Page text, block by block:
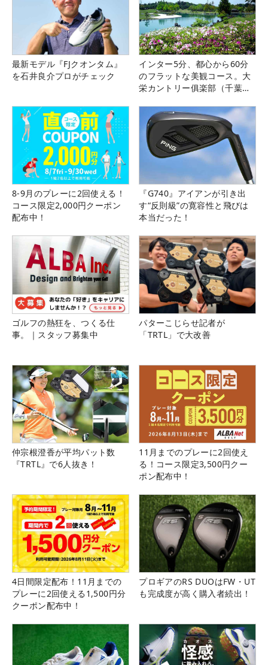
最新モデル『FJクオンタム』
を石井良介プロがチェック
インター5分、都心から60分
のフラットな美観コース。大
栄カントリー俱楽部（千葉
8-9月のプレーに2回使える！
コース限定2,000円クーポン
配布中！
『G740』アイアンが引き出
す“反則級”の寛容性と飛びは
本当だった！
ゴルフの熱狂を、つくる仕
事。｜スタッフ募集中
パターこじらせ記者が
「TRTL」で大改善
仲宗根澄香が平均パット数
『TRTL』で6人抜き！
11月までのプレーに2回使え
る！コース限定3,500円クー
ポン配布中！
4日間限定配布！11月までの
プレーに2回使える1,500円分
クーポン配布中！
プロギアのRS DUOはFW・UT
も完成度が高く購入者続出！